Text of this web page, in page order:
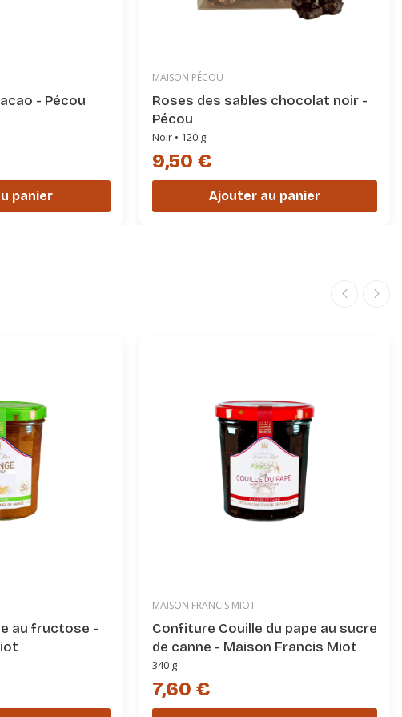
- Pécou
panier
MAISON PÉCOU
Roses des sables chocolat noir -
Pécou
Noir • 120 g
9,50 €
Ajouter au panier
au fructose -
MAISON FRANCIS MIOT
Confiture Couille du pape au sucre
de canne - Maison Francis Miot
340 g
7,60 €